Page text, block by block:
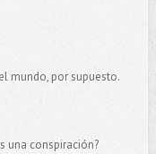
mundo, por supuesto.
una conspiración?